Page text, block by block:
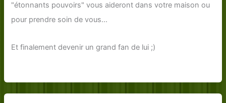
"étonnants pouvoirs" vous aideront dans votre maison ou
pour prendre soin de vous...
Et finalement devenir un grand fan de lui ;)